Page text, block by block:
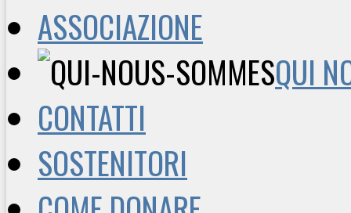
ASSOCIAZIONE
QUI
CONTATTI
SOSTENITORI